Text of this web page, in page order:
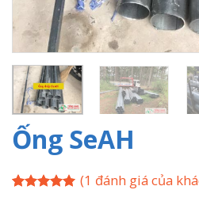
Ống SeAH
(1 đánh giá của